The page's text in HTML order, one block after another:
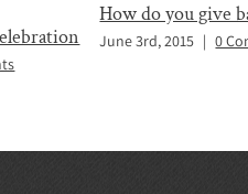
How do you give
June 3rd, 2015 | 0